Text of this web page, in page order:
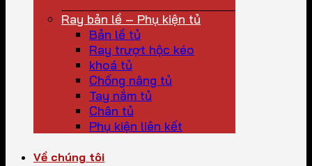
Ray bản lề – Phụ kiện tủ
Bản lề tủ
Ray trượt hộc kéo
khoá tủ
Chống nâng tủ
Tay nắm tủ
Chân tủ
Phụ kiện liên kết
Về chúng tôi